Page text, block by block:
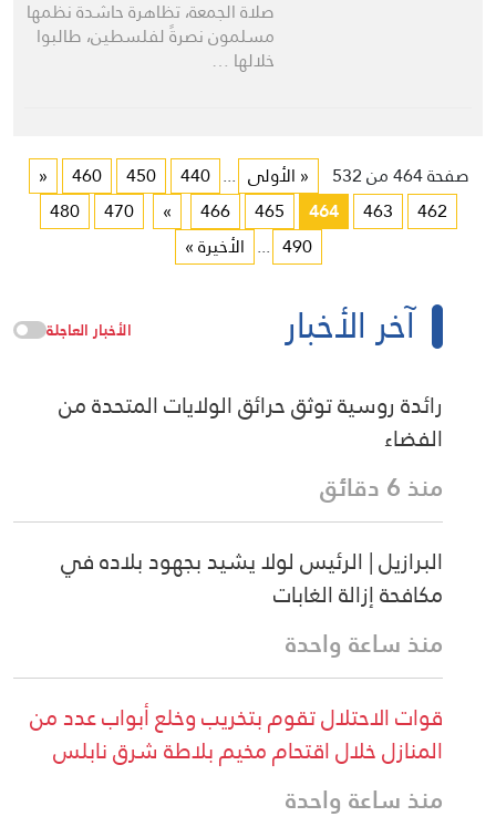
صلاة الجمعة، تظاهرة حاشدة نظمها
مسلمون نصرةً لفلسطين، طالبوا
خلالها …
صفحة 464 من 532 « الأولى ...
440
450
460
«
462
463
464
465
466
»
470
480
490
... الأخيرة »
آخر الأخبار الأخبار العاجلة
رائدة روسية توثق حرائق الولايات المتحدة من
الفضاء
منذ 6 دقائق
البرازيل | الرئيس لولا يشيد بجهود بلاده في
مكافحة إزالة الغابات
منذ ساعة واحدة
قوات الاحتلال تقوم بتخريب وخلع أبواب عدد من
المنازل خلال اقتحام مخيم بلاطة شرق نابلس
منذ ساعة واحدة